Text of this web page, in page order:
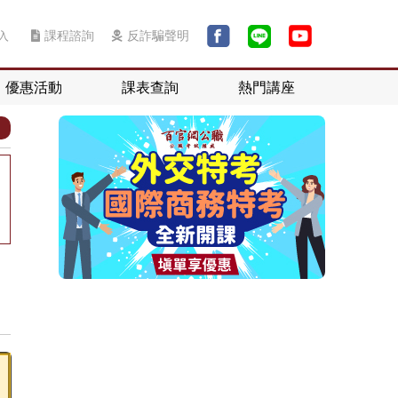
課程諮詢 反詐騙聲明
優惠活動 課表查詢 熱門講座